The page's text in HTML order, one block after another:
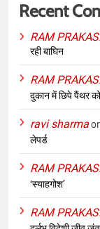
Recent
RAM
रही बाघिन
RAM
दुकान में छिपे पैंथर
ravi sharma
लेपर्ड
RAM
‘स्याहगोश’
RAM